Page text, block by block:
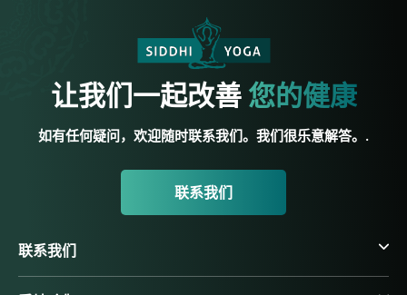
让我们一起改善 您的健康
如有任何疑问，欢迎随时联系我们。我们很乐意解答。.
联系我们
联系我们